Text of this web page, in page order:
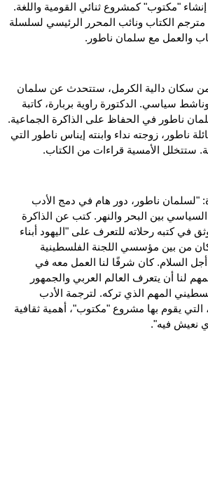
"مكتوب" كمشروع ثنائي القومية واللغة.
مترجم الكتاب ونائب المحرر الرئيسي لسلسلة
والعمل مع سلمان ناطور.
من سكان دالية الكرمل، ستتحدث عن سلمان
سياسي. الدكتورة راوية بربارة، كاتبة
ناطور في الحفاظ على الذاكرة الجماعية.
ناطور، زوجته نداء وابنته إيناس ناطور التي
ستتخلل الأمسية قراءات من الكتاب.
"لسلمان ناطور، دور هام في دمج الأدب
بين البحر والنهر. كتب عن الذاكرة
في كتبه رحلاته للتعرف على "اليهود أبناء
من بين مؤسسي اللجنة الفلسطينية
أجل السلام. كان شرفًا لنا العمل معه في
لنا أن يتعرف العالم العربي والجمهور
المهم الذي تركه. لترجمة الأدب
التي يقوم بها مشروع "مكتوب"، أهمية ثقافية
نعيش فيه".